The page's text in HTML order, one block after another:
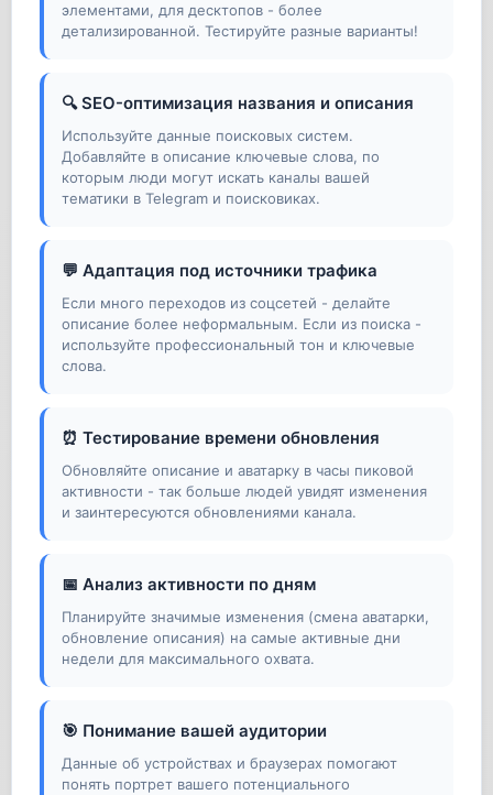
элементами, для десктопов - более
детализированной. Тестируйте разные варианты!
🔍 SEO-оптимизация названия и описания
Используйте данные поисковых систем.
Добавляйте в описание ключевые слова, по
которым люди могут искать каналы вашей
тематики в Telegram и поисковиках.
💬 Адаптация под источники трафика
Если много переходов из соцсетей - делайте
описание более неформальным. Если из поиска -
используйте профессиональный тон и ключевые
слова.
⏰ Тестирование времени обновления
Обновляйте описание и аватарку в часы пиковой
активности - так больше людей увидят изменения
и заинтересуются обновлениями канала.
📅 Анализ активности по дням
Планируйте значимые изменения (смена аватарки,
обновление описания) на самые активные дни
недели для максимального охвата.
🎯 Понимание вашей аудитории
Данные об устройствах и браузерах помогают
понять портрет вашего потенциального